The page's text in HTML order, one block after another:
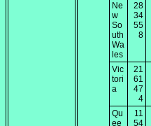
Ne
w
So
uth
Wa
les
28
34
55
8
Vic
tori
a
21
61
47
4
Qu
ee
11
54